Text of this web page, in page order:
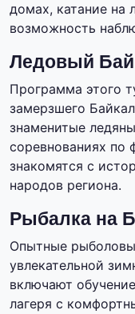
домах, катание на
возможность
Ледовый
Программа этого
замерзшего
знаменитые
соревнованиях по
знакомятся с
народов региона.
Рыбалка на
Опытные рыболовы
увлекательной
включают
лагеря с